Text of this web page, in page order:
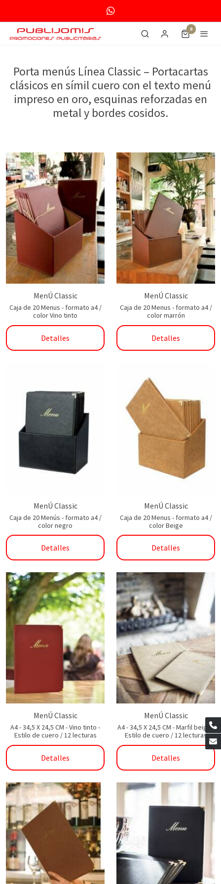
0
Porta menús Línea Classic – Portacartas
clásicos en símil cuero con el texto menú
impreso en oro, esquinas reforzadas en
metal y bordes cosidos.
MenÚ Classic
Caja de 20 Menus - formato a4 /
color Vino tinto
Detalles
MenÚ Classic
Caja de 20 Menus - formato a4 /
color marrón
Detalles
MenÚ Classic
Caja de 20 Menús - formato a4 /
color negro
Detalles
MenÚ Classic
Caja de 20 Menus - formato a4 /
color Beige
Detalles
MenÚ Classic
A4 - 34,5 X 24,5 CM - Vino tinto -
Estilo de cuero / 12 lecturas
Detalles
MenÚ Classic
A4 - 34,5 X 24,5 CM - Marfil beige -
Estilo de cuero / 12 lecturas
Detalles